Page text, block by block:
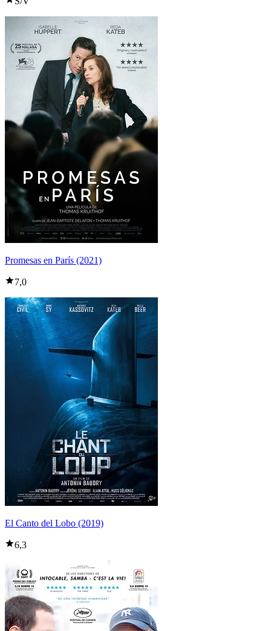
Promesas en París (2021)
7,0
El Canto del Lobo (2019)
6,3